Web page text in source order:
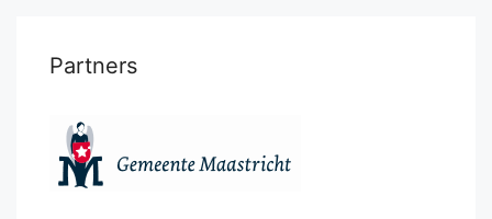
Partners